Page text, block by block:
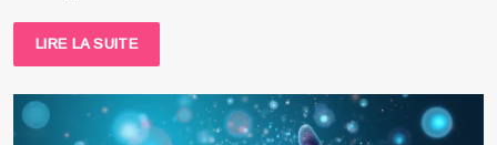
LIRE LA SUITE